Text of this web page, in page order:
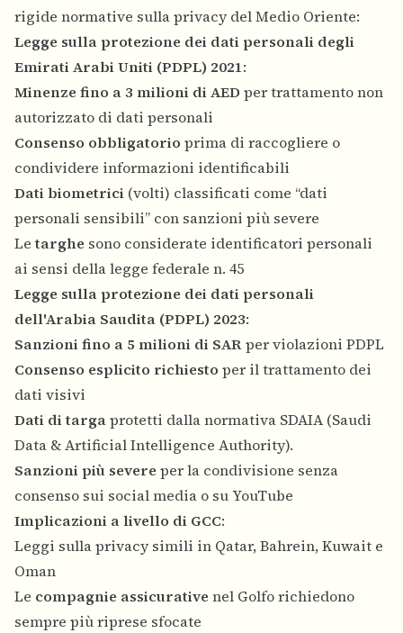
rigide normative sulla privacy del Medio Oriente:
Legge sulla protezione dei dati personali degli
Emirati Arabi Uniti (PDPL) 2021:
Minenze fino a 3 milioni di AED per trattamento non
autorizzato di dati personali
Consenso obbligatorio prima di raccogliere o
condividere informazioni identificabili
Dati biometrici (volti) classificati come “dati
personali sensibili” con sanzioni più severe
Letarghe sono considerate identificatori personali
ai sensi della legge federale n. 45
Legge sulla protezione dei dati personali
dell'Arabia Saudita (PDPL) 2023:
Sanzioni fino a 5 milioni di SARper violazioni PDPL
Consenso esplicito richiesto per il trattamento dei
dati visivi
Dati di targaprotetti dalla normativa SDAIA (Saudi
Data & Artificial Intelligence Authority).
Sanzioni più severe per la condivisione senza
consenso sui social media o su YouTube
Implicazioni a livello di GCC:
Leggi sulla privacy simili in Qatar, Bahrein, Kuwait e
Oman
Le compagnie assicurative nel Golfo richiedono
sempre più riprese sfocate